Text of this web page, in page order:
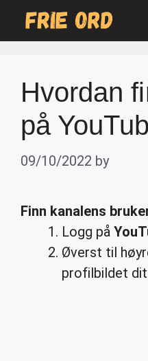
Hvordan
på
09/10/2022 by
Finn kanalens
Logg på
Øverst til
profilbildet